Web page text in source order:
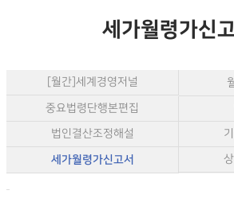
세가월령가신
[월간]세계경영저널
중요법령단행본편집
법인결산조정해설
세가월령가신고서